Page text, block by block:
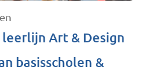
Art & Design
basisscholen &